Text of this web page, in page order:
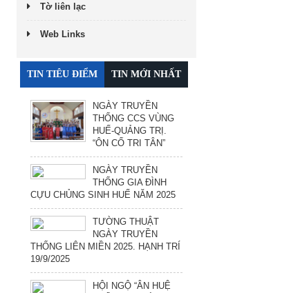
Tờ liên lạc
Web Links
TIN TIÊU ĐIỂM TIN MỚI NHẤT
NGÀY TRUYỀN
THỐNG CCS VÙNG
HUẾ-QUẢNG TRỊ.
“ÔN CỐ TRI TÂN”
NGÀY TRUYỀN
THỐNG GIA ĐÌNH
CỰU CHỦNG SINH HUẾ NĂM 2025
TƯỜNG THUẬT
NGÀY TRUYỀN
THỐNG LIÊN MIỀN 2025. HẠNH TRÍ
19/9/2025
HỘI NGỘ “ÂN HUỆ